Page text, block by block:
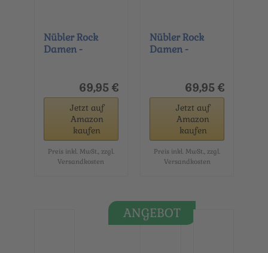
Nübler Rock
Damen -
69,95 €
Jetzt auf
Amazon
kaufen
Preis inkl. MwSt., zzgl.
Versandkosten
Nübler Rock
Damen -
69,95 €
Jetzt auf
Amazon
kaufen
Preis inkl. MwSt., zzgl.
Versandkosten
ANGEBOT